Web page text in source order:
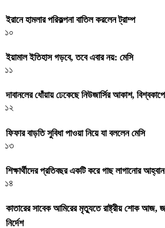
ইরানে হামলার পরিকল্পনা বাতিল করলেন ট্রাম্প
১০
ইয়ামাল ইতিহাস গড়বে, তবে এবার নয়: মেসি
১১
দাবানলের ধোঁয়ায় ঢেকেছে নিউজার্সির আকাশ,
১২
ফিফার বাড়তি সুবিধা পাওয়া নিয়ে যা বললেন মেসি
১৩
শিক্ষার্থীদের প্রতিবছর একটি করে গাছ লাগানোর আহ্বান
১৪
কাতারের সাবেক আমিরের মৃত্যুতে রাষ্ট্রীয় শোক আজ,
নির্দেশ